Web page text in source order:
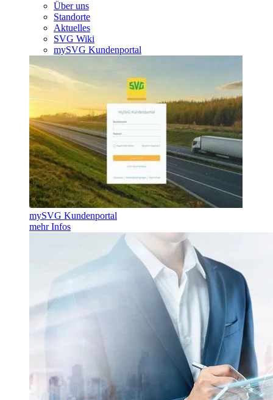
Über uns
Standorte
Aktuelles
SVG Wiki
mySVG Kundenportal
mySVG Kundenportal
mehr Infos